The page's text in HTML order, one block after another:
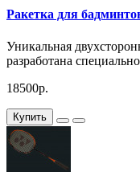
Ракетка для
Уникальная
разработана
18500р.
Купить